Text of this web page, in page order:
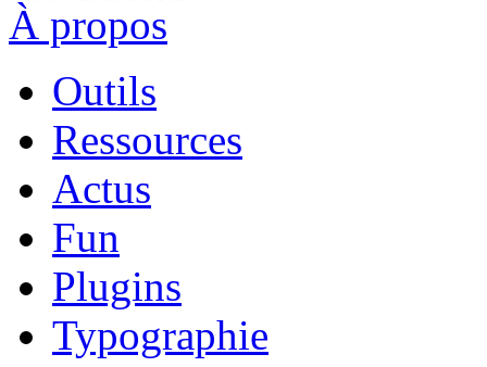
À propos
Outils
Ressources
Actus
Fun
Plugins
Typographie